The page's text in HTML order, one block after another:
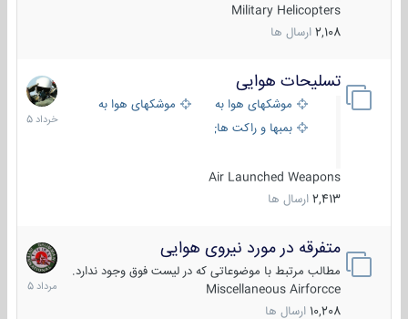
Military Helicopters
2,108 ارسال ها
تسلیحات هوایی
موشکهای هوا به هوا
موشکهای هوا به سطح
بمبها و راکت های هوایی
Air Launched Weapons
2,413 ارسال ها
30
خرداد
1405
متفرقه در مورد نیروی هوایی
مطالب مرتبط با موضوعاتی که در لیست فوق وجود ندارد.
Miscellaneous Airforcce
10,208 ارسال ها
7
مرداد
1405